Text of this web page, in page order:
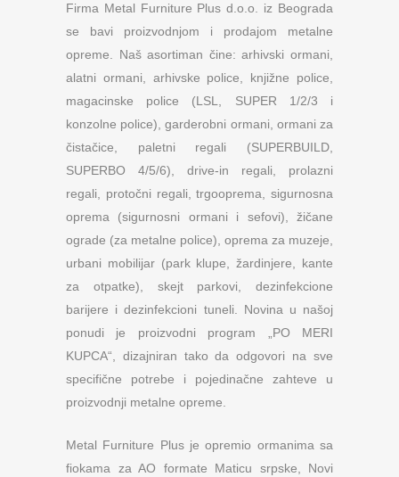
Firma Metal Furniture Plus d.o.o. iz Beograda
se bavi proizvodnjom i prodajom metalne
opreme. Naš asortiman čine: arhivski ormani,
alatni ormani, arhivske police, knjižne police,
magacinske police (LSL, SUPER 1/2/3 i
konzolne police), garderobni ormani, ormani za
čistačice, paletni regali (SUPERBUILD,
SUPERBO 4/5/6), drive-in regali, prolazni
regali, protočni regali, trgooprema, sigurnosna
oprema (sigurnosni ormani i sefovi), žičane
ograde (za metalne police), oprema za muzeje,
urbani mobilijar (park klupe, žardinjere, kante
za otpatke), skejt parkovi, dezinfekcione
barijere i dezinfekcioni tuneli. Novina u našoj
ponudi je proizvodni program „PO MERI
KUPCA“, dizajniran tako da odgovori na sve
specifične potrebe i pojedinačne zahteve u
proizvodnji metalne opreme.
Metal Furniture Plus je opremio ormanima sa
fiokama za AO formate Maticu srpske, Novi